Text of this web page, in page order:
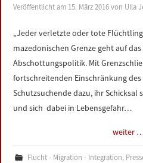
Veröffentlicht am 15. März 2016 von Ulla
„Jeder verletzte oder tote
mazedonischen Grenze geht auf
Abschottungspolitik. Mit
fortschreitenden Einschränkung
Schutzsuchende dazu, ihr Schicksal
und sich dabei in Lebensgefahr…
weiter
Flucht - Migration - Integration,